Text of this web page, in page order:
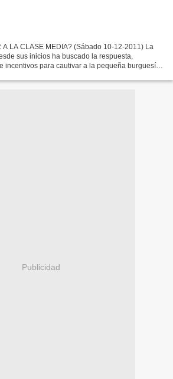
A LA CLASE MEDIA? (Sábado 10-12-2011) La
sus inicios ha buscado la respuesta,
incentivos para cautivar a la pequeña burguesía,
Publicidad